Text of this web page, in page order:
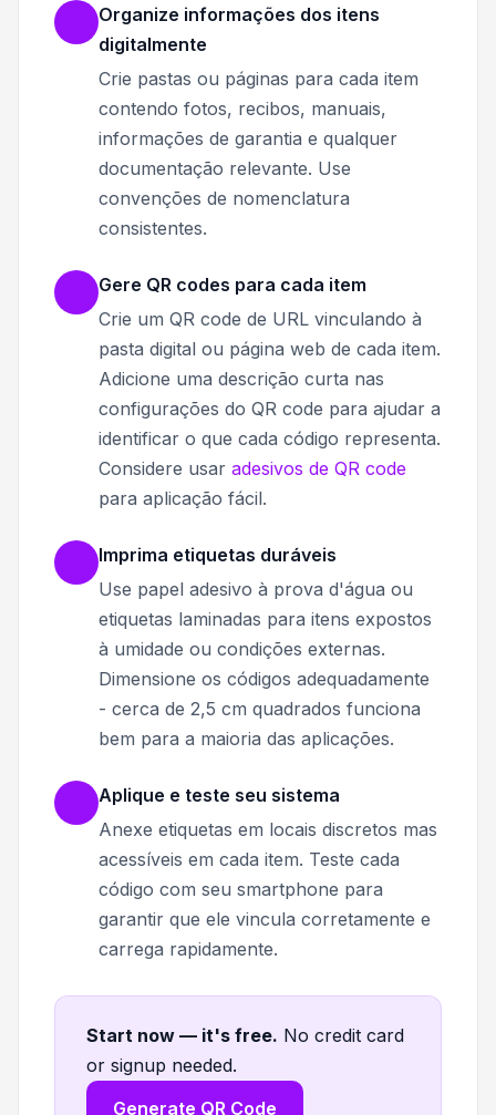
Organize informações dos itens
digitalmente
Crie pastas ou páginas para cada item
contendo fotos, recibos, manuais,
informações de garantia e qualquer
documentação relevante. Use
convenções de nomenclatura
consistentes.
Gere QR codes para cada item
Crie um QR code de URL vinculando à
pasta digital ou página web de cada item.
Adicione uma descrição curta nas
configurações do QR code para ajudar a
identificar o que cada código representa.
Considere usar adesivos de QR code
para aplicação fácil.
Imprima etiquetas duráveis
Use papel adesivo à prova d'água ou
etiquetas laminadas para itens expostos
à umidade ou condições externas.
Dimensione os códigos adequadamente
- cerca de 2,5 cm quadrados funciona
bem para a maioria das aplicações.
Aplique e teste seu sistema
Anexe etiquetas em locais discretos mas
acessíveis em cada item. Teste cada
código com seu smartphone para
garantir que ele vincula corretamente e
carrega rapidamente.
Start now — it's free. No credit card
or signup needed.
Generate QR Code